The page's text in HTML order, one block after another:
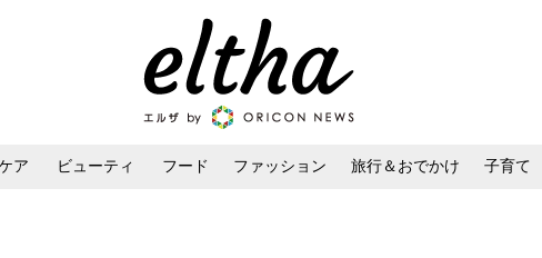
ア ビューティ フード ファッション 旅行＆おでかけ 子育て